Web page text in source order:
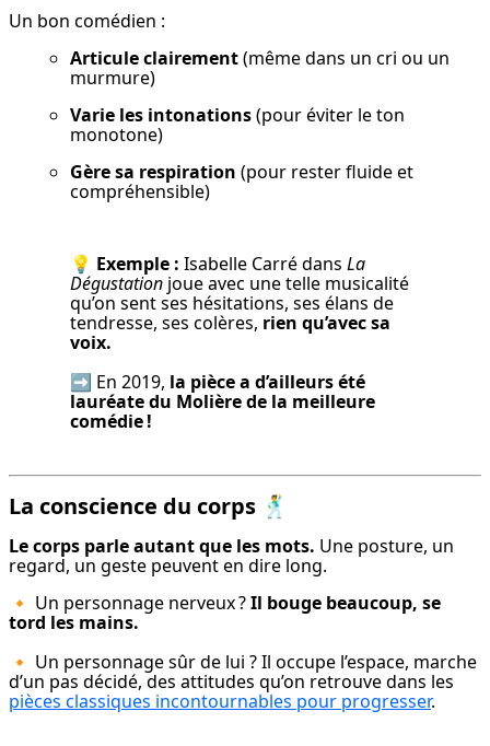
Un bon comédien :
Articule clairement (même dans un cri ou un
murmure)
Varie les intonations (pour éviter le ton
monotone)
Gère sa respiration (pour rester fluide et
compréhensible)
💡 Exemple : Isabelle Carré dans La
Dégustation joue avec une telle musicalité
qu’on sent ses hésitations, ses élans de
tendresse, ses colères, rien qu’avec sa
voix.
➡️ En 2019, la pièce a d’ailleurs été
lauréate du Molière de la meilleure
comédie !
La conscience du corps 🕺
Le corps parle autant que les mots. Une posture, un
regard, un geste peuvent en dire long.
🔸 Un personnage nerveux ? Il bouge beaucoup, se
tord les mains.
🔸 Un personnage sûr de lui ? Il occupe l’espace, marche
pièces classiques incontournables pour progresser.